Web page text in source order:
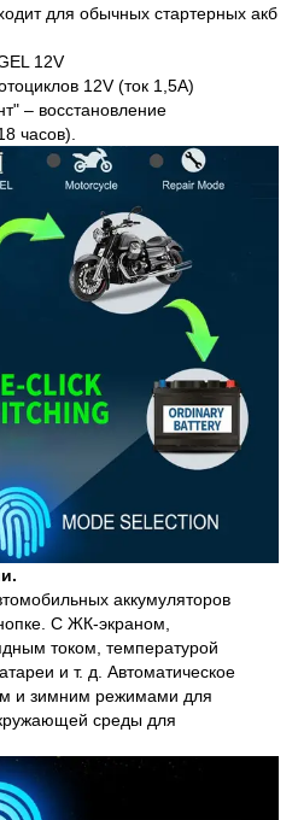
для обычных стартерных акб
12V
12V (ток 1,5А)
– восстановление
часов).
аккумуляторов
С ЖК-экраном,
током, температурой
и т. д. Автоматическое
и зимним режимами для
среды для